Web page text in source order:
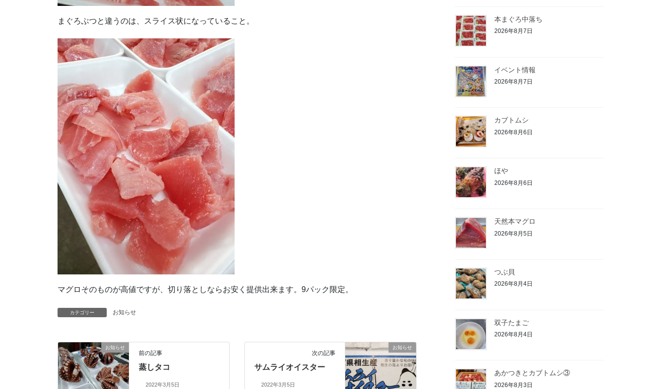
まぐろぶつと違うのは、スライス状になっていること。
マグロそのものが高値ですが、切り落としならお安く提供出来ます。9パック限定。
カテゴリー お知らせ
お知らせ
前の記事
蒸しタコ
2022年3月5日
お知らせ
次の記事
サムライオイスター
2022年3月5日
本まぐろ中落ち
2026年8月7日
イベント情報
2026年8月7日
カブトムシ
2026年8月6日
ほや
2026年8月6日
天然本マグロ
2026年8月5日
つぶ貝
2026年8月4日
双子たまご
2026年8月4日
あかつきとカブトムシ③
2026年8月3日